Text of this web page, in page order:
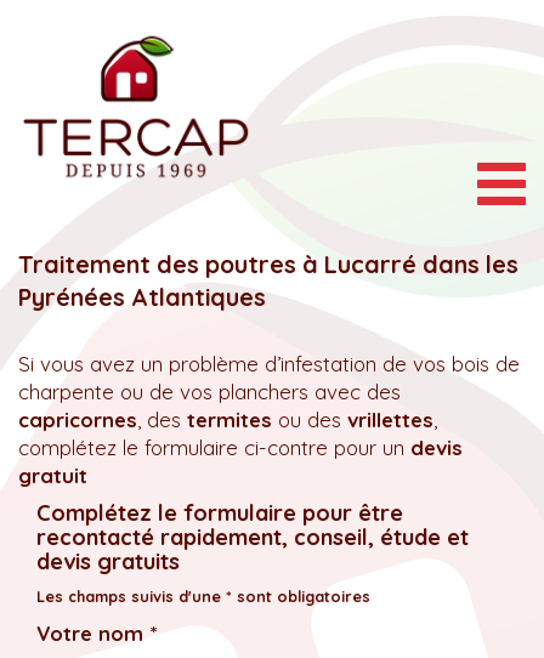
Traitement des poutres à Lucarré dans les
Pyrénées Atlantiques
Si vous avez un problème d’infestation de vos bois de
charpente ou de vos planchers avec des
capricornes , des termites ou des vrillettes
complétez le formulaire ci-contre pour un devis
gratuit
Complétez le formulaire pour être
recontacté rapidement, conseil, étude et
devis gratuits
Les champs suivis d'une * sont obligatoires
Votre nom *